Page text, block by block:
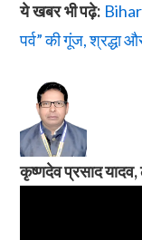
ये खबर भी पढ़े:
पर्व” की गूंज, श्रद्धा
कृष्णदेव प्रसाद